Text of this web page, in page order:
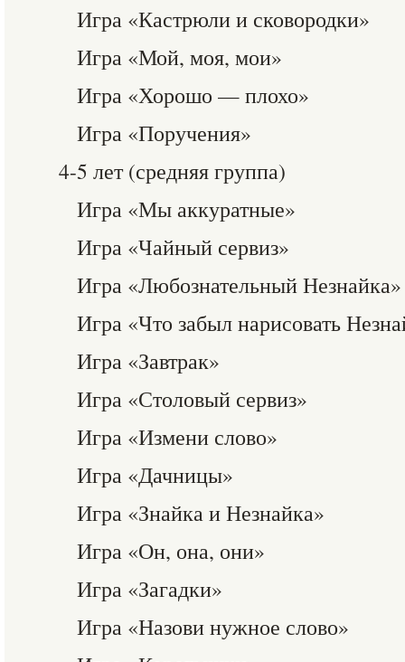
Игра «Кастрюли и сковородки»
Игра «Мой, моя, мои»
Игра «Хорошо — плохо»
Игра «Поручения»
4-5 лет (средняя группа)
Игра «Мы аккуратные»
Игра «Чайный сервиз»
Игра «Любознательный Незнайка»
Игра «Что забыл нарисовать
Игра «Завтрак»
Игра «Столовый сервиз»
Игра «Измени слово»
Игра «Дачницы»
Игра «Знайка и Незнайка»
Игра «Он, она, они»
Игра «Загадки»
Игра «Назови нужное слово»